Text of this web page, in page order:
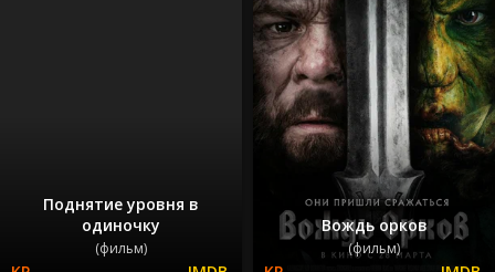
Поднятие уровня в
одиночку
(фильм)
Вождь орков
(фильм)